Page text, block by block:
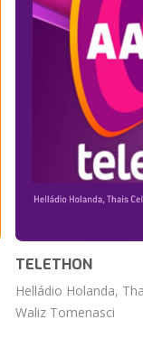
TELETHON
Helládio Holanda,
Waliz Tomenasci